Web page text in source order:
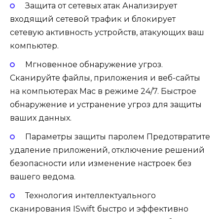
Защита от сетевых атак Анализирует
входящий сетевой трафик и блокирует
сетевую активность устройств, атакующих ваш
компьютер.
Мгновенное обнаружение угроз.
Сканируйте файлы, приложения и веб-сайты
на компьютерах Mac в режиме 24/7. Быстрое
обнаружение и устранение угроз для защиты
ваших данных.
Параметры защиты паролем Предотвратите
удаление приложений, отключение решений
безопасности или изменение настроек без
вашего ведома.
Технология интеллектуального
сканирования ISwift быстро и эффективно